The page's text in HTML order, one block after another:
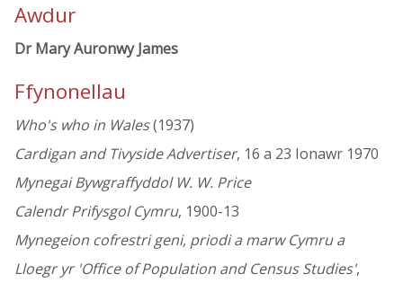
Awdur
Dr Mary Auronwy James
Ffynonellau
Who's who in Wales(1937)
Cardigan and Tivyside Advertiser, 16 a 23 Ionawr 1970
Mynegai Bywgraffyddol W. W. Price
Calendr Prifysgol Cymru, 1900-13
Mynegeion cofrestri geni, priodi a marw Cymru a
Lloegr yr 'Office of Population and Census Studies',